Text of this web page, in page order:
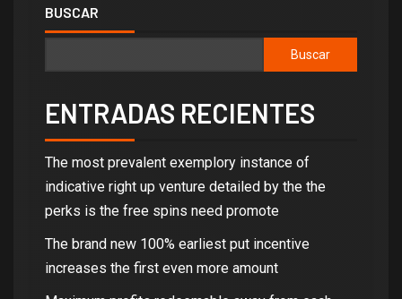
BUSCAR
Buscar
ENTRADAS RECIENTES
The most prevalent exemplory instance of
indicative right up venture detailed by the the
perks is the free spins need promote
The brand new 100% earliest put incentive
increases the first even more amount